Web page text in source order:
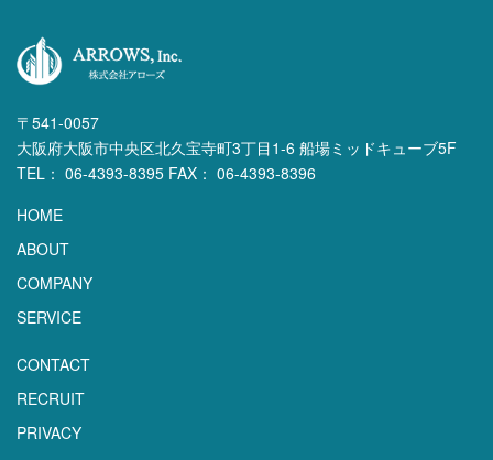
〒541-0057
大阪府大阪市中央区北久宝寺町3丁目1-6 船場ミッドキューブ5F
TEL： 06-4393-8395 FAX： 06-4393-8396
HOME
ABOUT
COMPANY
SERVICE
CONTACT
RECRUIT
PRIVACY